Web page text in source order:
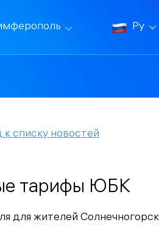
Ру
списку новостей
тарифы ЮБК
для жителей